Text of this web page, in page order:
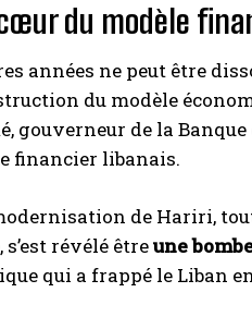
du modèle
années ne peut être
du modèle
de la Banque
financier libanais.
de Hariri,
révélé êtreune
qui a frappé le Liban